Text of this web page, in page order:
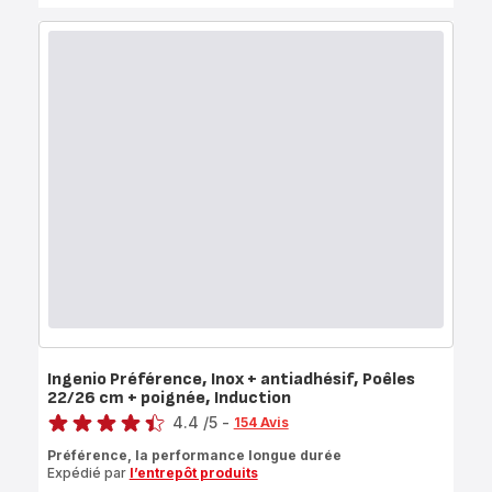
Ingenio Préférence, Inox + antiadhésif, Poêles
22/26 cm + poignée, Induction
Note
4.4 /5 - 154 Avis
Préférence, la performance longue durée
Expédié par l’entrepôt produits